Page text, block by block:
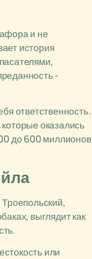
и не
история
-
ответственность.
оказались
до 600 миллионов
выглядит как
или